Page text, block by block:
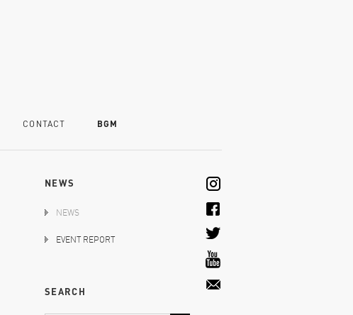
CONTACT BGM
NEWS
NEWS
EVENT REPORT
SEARCH